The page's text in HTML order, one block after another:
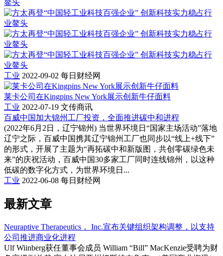
鳌头
工业 2022-09-02 每日财经网
莱卡公司在Kingpins New York展示创新牛仔面料
工业 2022-07-19 文传商讯
百威中国加大锦州工厂投资，全面推进碳中和进程
(2022年6月2日，辽宁锦州) 当世界环境日“国家主场活动”落地
辽宁之际，百威中国携其辽宁锦州工厂也同步以“线上+线下”
的形式，开展了主题为“再拓碳中和新版图，共创零碳绿色未
来”的庆祝活动，百威中国30多家工厂同时连线锦州，以这种
低碳的数字化方式，为世界环境日...
工业 2022-06-08 每日财经网
最新文章
Neuraptive Therapeutics， Inc.宣布关键组织架构调整，以支持
公司推进商业化进程
Ulf Wiinberg获任董事会成员 William “Bill” MacKenzie受聘为财